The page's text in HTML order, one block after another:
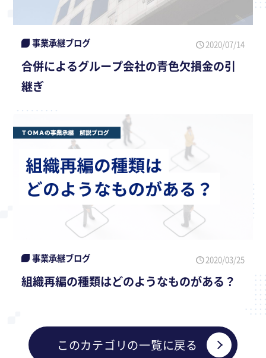
事業承継ブログ 2020/07/14
合併によるグループ会社の青色欠損金の引
継ぎ
事業承継ブログ 2020/03/25
組織再編の種類はどのようなものがある？
このカテゴリの一覧に戻る